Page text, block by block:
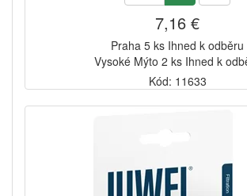
7,16 €
Praha 5 ks Ihned k odběru
Vysoké Mýto 2 ks Ihned k
Kód: 11633